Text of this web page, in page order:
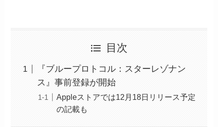
目次
『ブループロトコル：スターレゾナン
ス』事前登録が開始
Appleストアでは12月18日リリース予定
の記載も